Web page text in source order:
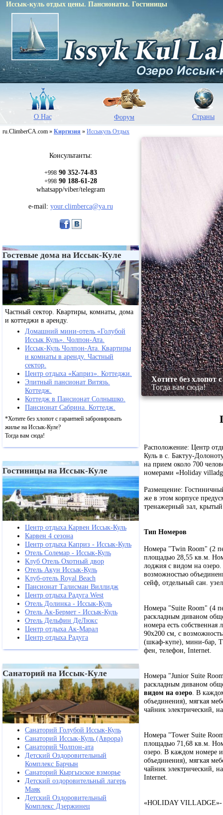
Иссык-куль отдых цены. Пансионаты. Гостиницы
О Нас Форум Страны
ru.ClimberCA.com » Киргизия » Иссыкуль Отдых
Консультанты:
+998 90 352-74-83
+998 90 188-61-28
whatsapp/viber/telegram
e-mail: your.climberca@ya.ru
Гостевые дома на Иссык-Куле
Частный сектор. Квартиры, комнаты, дома
и коттеджи в аренду.
Домашний мини-отель «Голубой
Иссык Куль». Чолпон-Ата.
Иссык-Куль Чолпон-Ата. Квартиры
и комнаты в аренду. Частный
сектор.
Центр отдыха «Каприз». Коттеджи.
Элитный пансионат Витязь.
Коттедж.
Коттедж в Пансионат Солнышко.
Пансионат Сабрина. Коттедж.
*Хотите без хлопот с гарантией забронировать
жилье на Иссык-Куле?
Тогда вам сюда!
Гостиницы на Иссык-Куле
Центр отдыха Карвен Иссык-Куль
Карвен 4 сезона
Центр отдыха Каприз - Иссык-Куль
Отель Солемар - Иссык-Куль
Клуб Отель Охотный двор
Отель Акун Иссык-Куль
Клуб-отель Royal Beach
Пансионат Талисман Виллидж
Центр отдыха Радуга West
Отель Долинка - Иссык-Куль
Отель Ак-Бермет - Иссык-Куль
Отель Дельфин ДеЛюкс
Центр отдыха Ак-Марал
Центр отдыха Радуга
Санаторий на Иссык-Куле
Санаторий Голубой Иссык-Куль
Санаторий Иссык-Куль (Аврора)
Санаторий Чолпон-ата
Детский Оздоровительный
Комплекс Барчын
Санаторий Кыргызское взморье
Детский оздоровительный лагерь
Маяк
Детский Оздоровительный
Комплекс Дзержинец
на Иссык-Куле?
Хотите без хлопот
Тогда вам сюда!
Расположение: Центр
Куль в с. Бактуу-
на прием около 700
номерами «Holiday
Размещение:
же в этом корпусе
тренажерный зал, крытый
Тип Номеров
Номера "Twin Room" (2
площадью 28,55 кв.м.
лоджия с видом на
возможностью
сейф, отдельный сан.
Номера "Suite Room" (4
раскладным диваном
номера есть
90х200 см, с
(шкаф-купе), мини-бар,
фен, телефон, Internet.
Номера "Junior Suite
раскладным диваном
видом на озеро. В
объединения), мягкая
чайник электрический,
Номера "Tower Suite
площадью 71,68 кв.м.
озеро. В каждом номере
объединения), мягкая
чайник электрический,
Internet.
«HOLIDAY VILLADGE»-